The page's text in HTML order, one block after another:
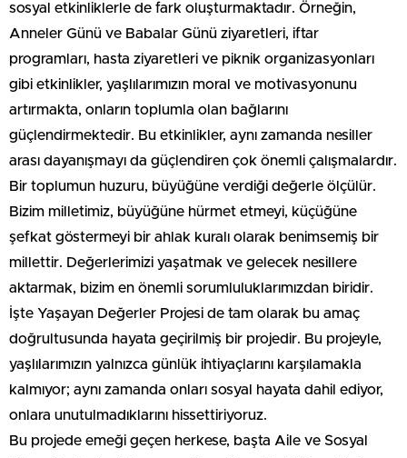
sosyal etkinliklerle de fark oluşturmaktadır. Örneğin,
Anneler Günü ve Babalar Günü ziyaretleri, iftar
programları, hasta ziyaretleri ve piknik organizasyonları
gibi etkinlikler, yaşlılarımızın moral ve motivasyonunu
artırmakta, onların toplumla olan bağlarını
güçlendirmektedir. Bu etkinlikler, aynı zamanda nesiller
arası dayanışmayı da güçlendiren çok önemli çalışmalardır.
Bir toplumun huzuru, büyüğüne verdiği değerle ölçülür.
Bizim milletimiz, büyüğüne hürmet etmeyi, küçüğüne
şefkat göstermeyi bir ahlak kuralı olarak benimsemiş bir
millettir. Değerlerimizi yaşatmak ve gelecek nesillere
aktarmak, bizim en önemli sorumluluklarımızdan biridir.
İşte Yaşayan Değerler Projesi de tam olarak bu amaç
doğrultusunda hayata geçirilmiş bir projedir. Bu projeyle,
yaşlılarımızın yalnızca günlük ihtiyaçlarını karşılamakla
kalmıyor; aynı zamanda onları sosyal hayata dahil ediyor,
onlara unutulmadıklarını hissettiriyoruz.
Bu projede emeği geçen herkese, başta Aile ve Sosyal